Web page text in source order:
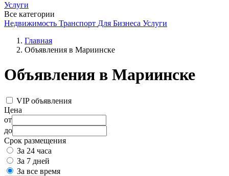
Услуги
Все категории
Недвижимость Транспорт Для Бизнеса Услуги
Главная
Объявления в Мариинске
Объявления в Мариинске
VIP объявления
Цена
от
до
Срок размещения
За 24 часа
За 7 дней
За все время